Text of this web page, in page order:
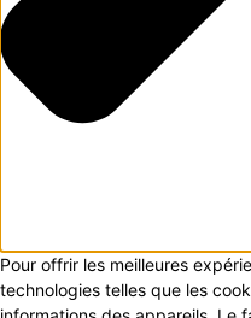
Pour offrir les meilleures
technologies telles que les